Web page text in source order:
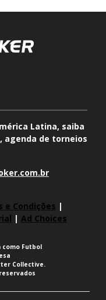
Latina, saiba
agenda de torneios
e Condições |
| Ad Choices
como Futbol
Collective.